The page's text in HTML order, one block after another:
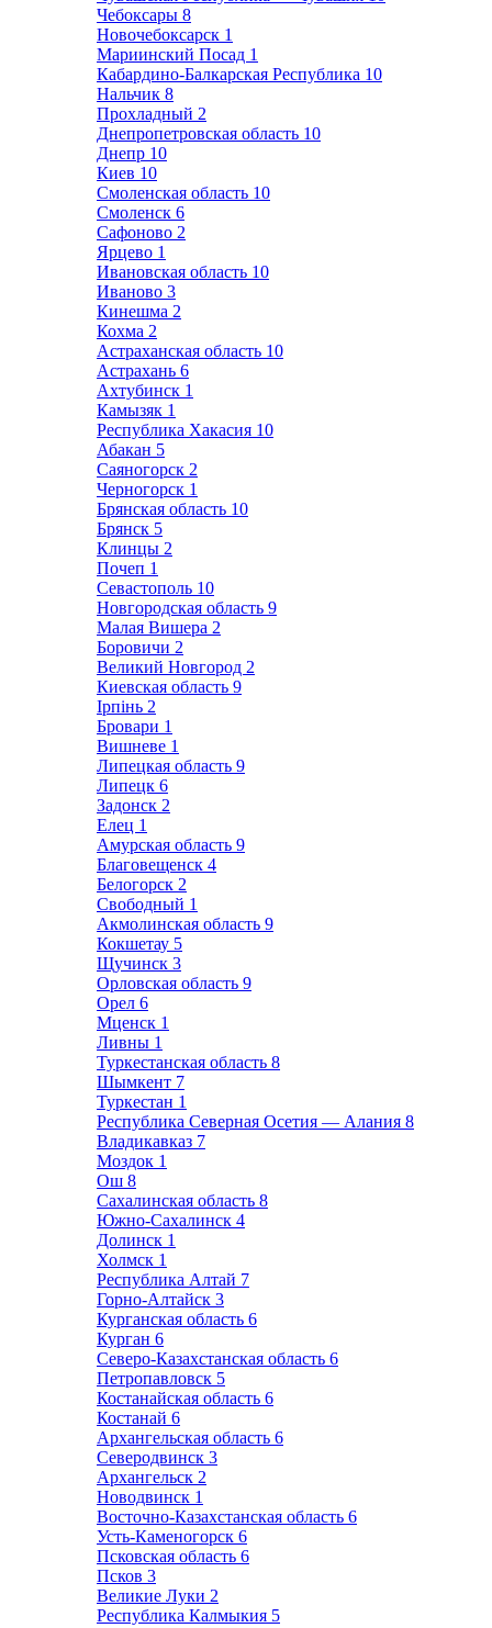
Чебоксары 8
Новочебоксарск 1
Мариинский Посад 1
Кабардино-Балкарская Республика 10
Нальчик 8
Прохладный 2
Днепропетровская область 10
Днепр 10
Киев 10
Смоленская область 10
Смоленск 6
Сафоново 2
Ярцево 1
Ивановская область 10
Иваново 3
Кинешма 2
Кохма 2
Астраханская область 10
Астрахань 6
Ахтубинск 1
Камызяк 1
Республика Хакасия 10
Абакан 5
Саяногорск 2
Черногорск 1
Брянская область 10
Брянск 5
Клинцы 2
Почеп 1
Севастополь 10
Новгородская область 9
Малая Вишера 2
Боровичи 2
Великий Новгород 2
Киевская область 9
Ірпінь 2
Бровари 1
Вишневе 1
Липецкая область 9
Липецк 6
Задонск 2
Елец 1
Амурская область 9
Благовещенск 4
Белогорск 2
Свободный 1
Акмолинская область 9
Кокшетау 5
Щучинск 3
Орловская область 9
Орел 6
Мценск 1
Ливны 1
Туркестанская область 8
Шымкент 7
Туркестан 1
Республика Северная Осетия — Алания 8
Владикавказ 7
Моздок 1
Ош 8
Сахалинская область 8
Южно-Сахалинск 4
Долинск 1
Холмск 1
Республика Алтай 7
Горно-Алтайск 3
Курганская область 6
Курган 6
Северо-Казахстанская область 6
Петропавловск 5
Костанайская область 6
Костанай 6
Архангельская область 6
Северодвинск 3
Архангельск 2
Новодвинск 1
Восточно-Казахстанская область 6
Усть-Каменогорск 6
Псковская область 6
Псков 3
Великие Луки 2
Республика Калмыкия 5